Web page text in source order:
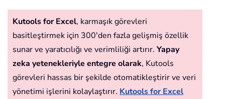
Kutools for Excel, karmaşık görevleri
basitleştirmek için 300'den fazla gelişmiş özellik
sunar ve yaratıcılığı ve verimliliği artırır. Yapay
zeka yetenekleriyle entegre olarak, Kutools
görevleri hassas bir şekilde otomatikleştirir ve veri
yönetimi işlerini kolaylaştırır. Kutools for Excel